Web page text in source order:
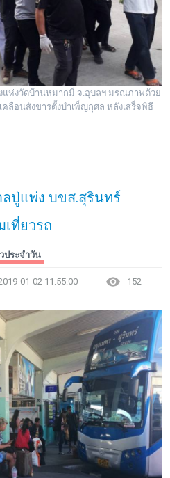
กะฉ่อนช้อปปิ้ง
ติดต่อ
แห่งวัดบ้านหมากมี่ จ.อุบลฯ มรณภาพด้วย
คลื่อนสังขารตั้งบำเพ็ญกุศล หลังเสร็จพิธี
ปู่แพ่ง บขส.สุรินทร์
เที่ยวรถ
ประจำวัน
01-02 11:55:00 152